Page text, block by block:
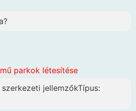
parkok létesítése
jellemzőkTípus: